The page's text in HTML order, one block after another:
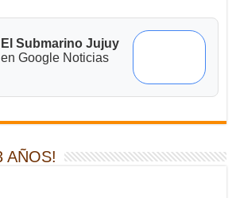
El Submarino Jujuy
en Google Noticias
AÑOS!